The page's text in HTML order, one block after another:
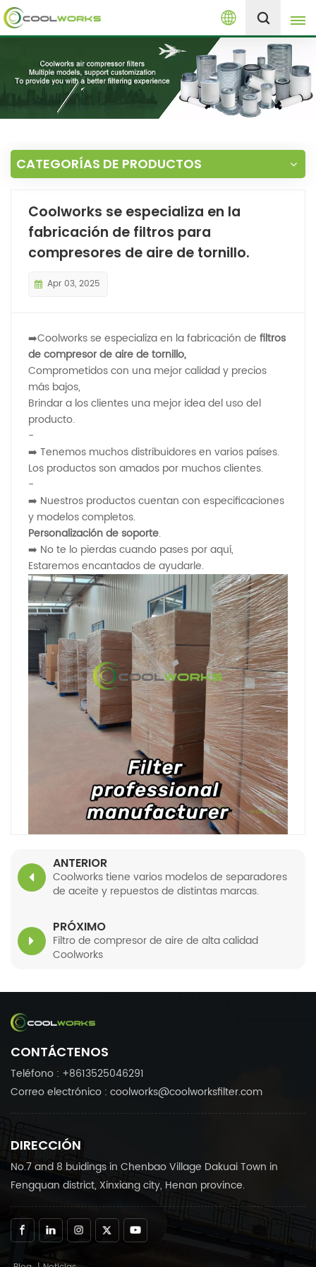
Español
English
español
العربية
русский
Melayu
+8613525046291
CATEGORÍAS DE PRODUCTOS
Coolworks se especializa en la
fabricación de filtros para
compresores de aire de tornillo.
Apr 03, 2025
➡️Coolworks se especializa en la fabricación de filtros
de compresor de aire de tornillo,
Comprometidos con una mejor calidad y precios
más bajos,
Brindar a los clientes una mejor idea del uso del
producto.
-
➡️ Tenemos muchos distribuidores en varios países.
Los productos son amados por muchos clientes.
-
➡️ Nuestros productos cuentan con especificaciones
y modelos completos.
Personalización de soporte.
➡️ No te lo pierdas cuando pases por aquí,
Estaremos encantados de ayudarle.
ANTERIOR
Coolworks tiene varios modelos de separadores
de aceite y repuestos de distintas marcas.
PRÓXIMO
Filtro de compresor de aire de alta calidad
Coolworks
CONTÁCTENOS
Teléfono : +8613525046291
Correo electrónico : coolworks@coolworksfilter.com
DIRECCIÓN
No.7 and 8 buidings in Chenbao Village Dakuai Town in
Fengquan district, Xinxiang city, Henan province.